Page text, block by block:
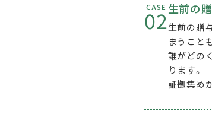
CASE
02生前の
生前の贈
まうこと
誰がどの
ります。
証拠集め